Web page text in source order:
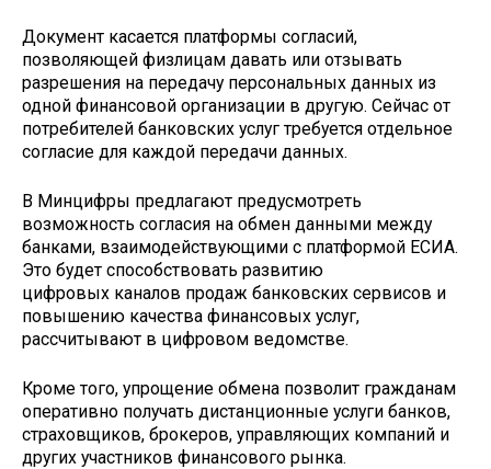
Документ касается платформы согласий,
позволяющей физлицам давать или отзывать
разрешения на передачу персональных данных из
одной финансовой организации в другую. Сейчас от
потребителей банковских услуг требуется отдельное
согласие для каждой передачи данных.
В Минцифры предлагают предусмотреть
возможность согласия на обмен данными между
банками, взаимодействующими с платформой ЕСИА.
Это будет способствовать развитию
цифровых каналов продаж банковских сервисов и
повышению качества финансовых услуг,
рассчитывают в цифровом ведомстве.
Кроме того, упрощение обмена позволит гражданам
оперативно получать дистанционные услуги банков,
страховщиков, брокеров, управляющих компаний и
других участников финансового рынка.